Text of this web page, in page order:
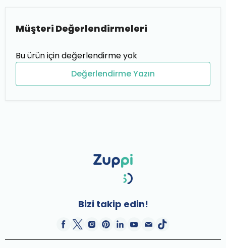
Müşteri Değerlendirmeleri
Bu ürün için değerlendirme yok
Değerlendirme Yazın
Bizi takip edin!